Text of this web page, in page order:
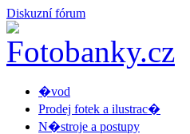
Diskuzní fórum
�vod
Prodej fotek a ilustrac�
N�stroje a postupy